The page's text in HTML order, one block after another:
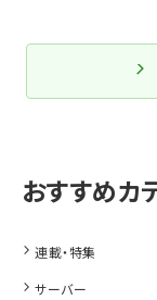
連載・特集
サーバー